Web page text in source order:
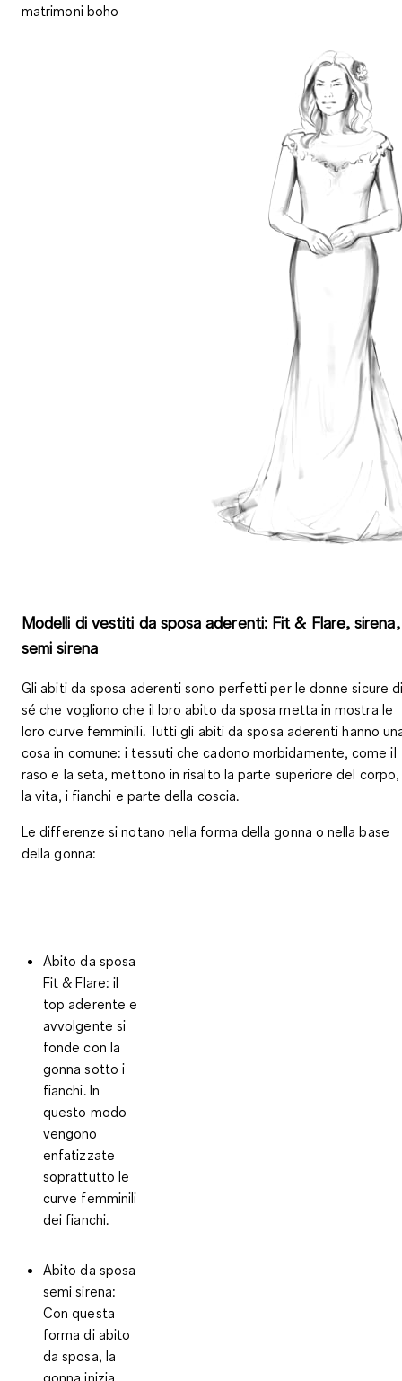
matrimoni boho
Modelli di vestiti da sposa aderenti: Fit & Flare, sirena,
semi sirena
Gli abiti da sposa aderenti sono perfetti per le donne sicure
sé che vogliono che il loro abito da sposa metta in mostra le
loro curve femminili. Tutti gli abiti da sposa aderenti hanno
cosa in comune: i tessuti che cadono morbidamente, come il
raso e la seta, mettono in risalto la parte superiore del corpo,
la vita, i fianchi e parte della coscia.
Le differenze si notano nella forma della gonna o nella base
della gonna:
Abito da sposa
Fit & Flare: il
top aderente e
avvolgente si
fonde con la
gonna sotto i
fianchi. In
questo modo
vengono
enfatizzate
soprattutto le
curve femminili
dei fianchi.
Abito da sposa
semi sirena:
Con questa
forma di abito
da sposa, la
gonna inizia